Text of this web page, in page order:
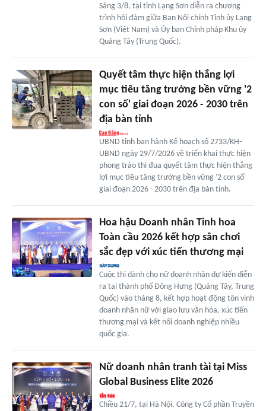
Sáng 3/8, tại tỉnh Lạng Sơn diễn ra chương
trình hội đàm giữa Ban Nội chính Tỉnh ủy Lạng
Sơn (Việt Nam) và Ủy ban Chính pháp Khu ủy
Quảng Tây (Trung Quốc).
Quyết tâm thực hiện thắng lợi
mục tiêu tăng trưởng bền vững '2
con số' giai đoạn 2026 - 2030 trên
địa bàn tỉnh
UBND tỉnh ban hành Kế hoạch số 2733/KH-
UBND ngày 29/7/2026 về triển khai thực hiện
phong trào thi đua quyết tâm thực hiện thắng
lợi mục tiêu tăng trưởng bền vững '2 con số'
giai đoạn 2026 - 2030 trên địa bàn tỉnh.
Hoa hậu Doanh nhân Tinh hoa
Toàn cầu 2026 kết hợp sân chơi
sắc đẹp với xúc tiến thương mại
Cuộc thi dành cho nữ doanh nhân dự kiến diễn
ra tại thành phố Đông Hưng (Quảng Tây, Trung
Quốc) vào tháng 8, kết hợp hoạt động tôn vinh
doanh nhân nữ với giao lưu văn hóa, xúc tiến
thương mại và kết nối doanh nghiệp nhiều
quốc gia.
Nữ doanh nhân tranh tài tại Miss
Global Business Elite 2026
Chiều 21/7, tại Hà Nội, Công ty Cổ phần Truyền